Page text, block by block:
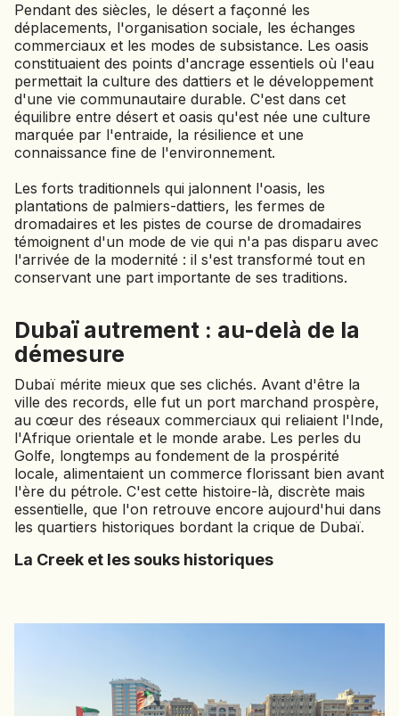
Pendant des siècles, le désert a façonné les
déplacements, l'organisation sociale, les échanges
commerciaux et les modes de subsistance. Les oasis
constituaient des points d'ancrage essentiels où l'eau
permettait la culture des dattiers et le développement
d'une vie communautaire durable. C'est dans cet
équilibre entre désert et oasis qu'est née une culture
marquée par l'entraide, la résilience et une
connaissance fine de l'environnement.
Les forts traditionnels qui jalonnent l'oasis, les
plantations de palmiers-dattiers, les fermes de
dromadaires et les pistes de course de dromadaires
témoignent d'un mode de vie qui n'a pas disparu avec
l'arrivée de la modernité : il s'est transformé tout en
conservant une part importante de ses traditions.
Dubaï autrement : au-delà de la
démesure
Dubaï mérite mieux que ses clichés. Avant d'être la
ville des records, elle fut un port marchand prospère,
au cœur des réseaux commerciaux qui reliaient l'Inde,
l'Afrique orientale et le monde arabe. Les perles du
Golfe, longtemps au fondement de la prospérité
locale, alimentaient un commerce florissant bien avant
l'ère du pétrole. C'est cette histoire-là, discrète mais
essentielle, que l'on retrouve encore aujourd'hui dans
les quartiers historiques bordant la crique de Dubaï.
La Creek et les souks historiques